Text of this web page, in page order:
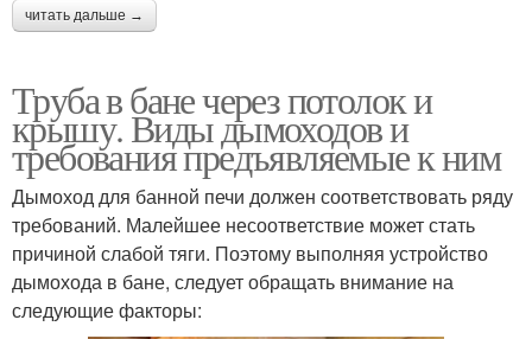
читать дальше →
Труба в бане через потолок и
крышу. Виды дымоходов и
требования предъявляемые к ним
Дымоход для банной печи должен соответствовать ряду
требований. Малейшее несоответствие может стать
причиной слабой тяги. Поэтому выполняя устройство
дымохода в бане, следует обращать внимание на
следующие факторы: